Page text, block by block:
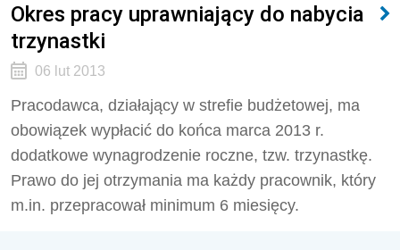
Okres pracy uprawniający do nabycia
trzynastki
06 lut 2013
Pracodawca, działający w strefie budżetowej, ma
obowiązek wypłacić do końca marca 2013 r.
dodatkowe wynagrodzenie roczne, tzw. trzynastkę.
Prawo do jej otrzymania ma każdy pracownik, który
m.in. przepracował minimum 6 miesięcy.